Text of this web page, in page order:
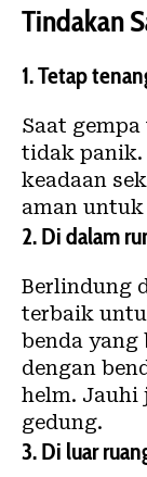
Tindakan
1. Tetap
Saat
tidak panik.
keadaan
aman
2. Di dalam
Berlindung
terbaik
benda yang
dengan
helm. Jauhi
gedung.
3. Di luar